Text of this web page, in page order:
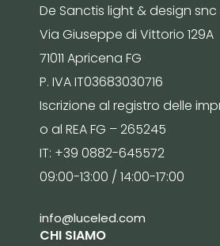
De Sanctis light & design snc
Via Giuseppe di Vittorio 129A
71011 Apricena FG
P. IVA IT03683030716
Iscrizione al registro delle
o al REA FG – 265245
IT: +39 0882-645572
09:00-13:00 / 14:00-17:00
info@luceled.com
CHI SIAMO